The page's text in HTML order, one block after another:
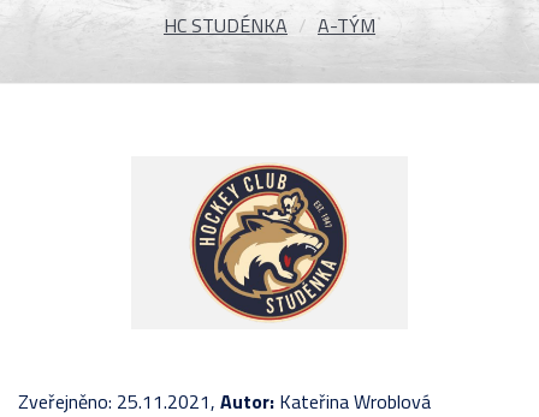
HC STUDÉNKA A-TÝM
Zveřejněno: 25.11.2021, Autor: Kateřina Wroblová